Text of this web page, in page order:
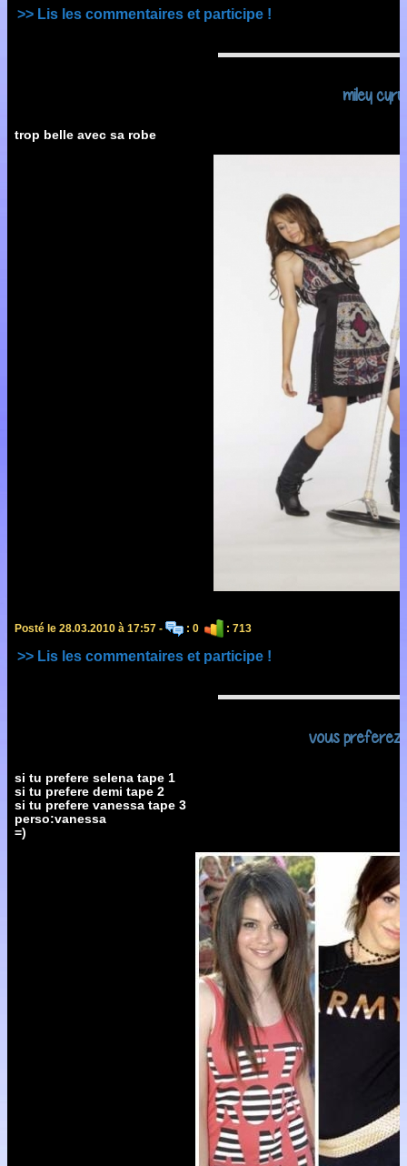
>> Lis les commentaires et participe !
miley
trop belle avec sa robe
Posté le 28.03.2010 à 17:57 - : 0 : 713
>> Lis les commentaires et participe !
vous preferez
si tu prefere selena tape 1
si tu prefere demi tape 2
si tu prefere vanessa tape 3
perso:vanessa
=)